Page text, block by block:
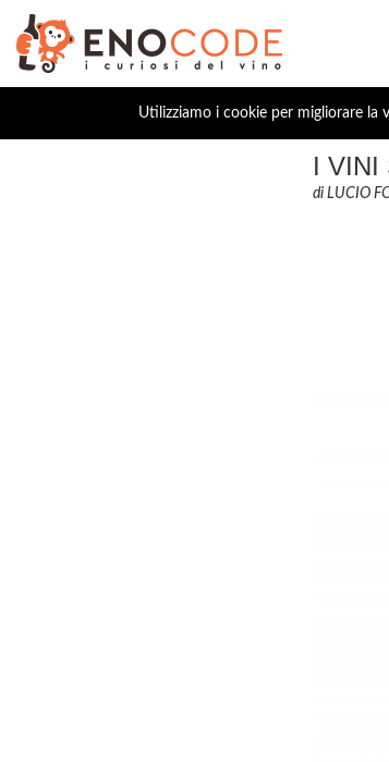
Utilizziamo i cookie per migliorare la
I VINI
di LUCIO